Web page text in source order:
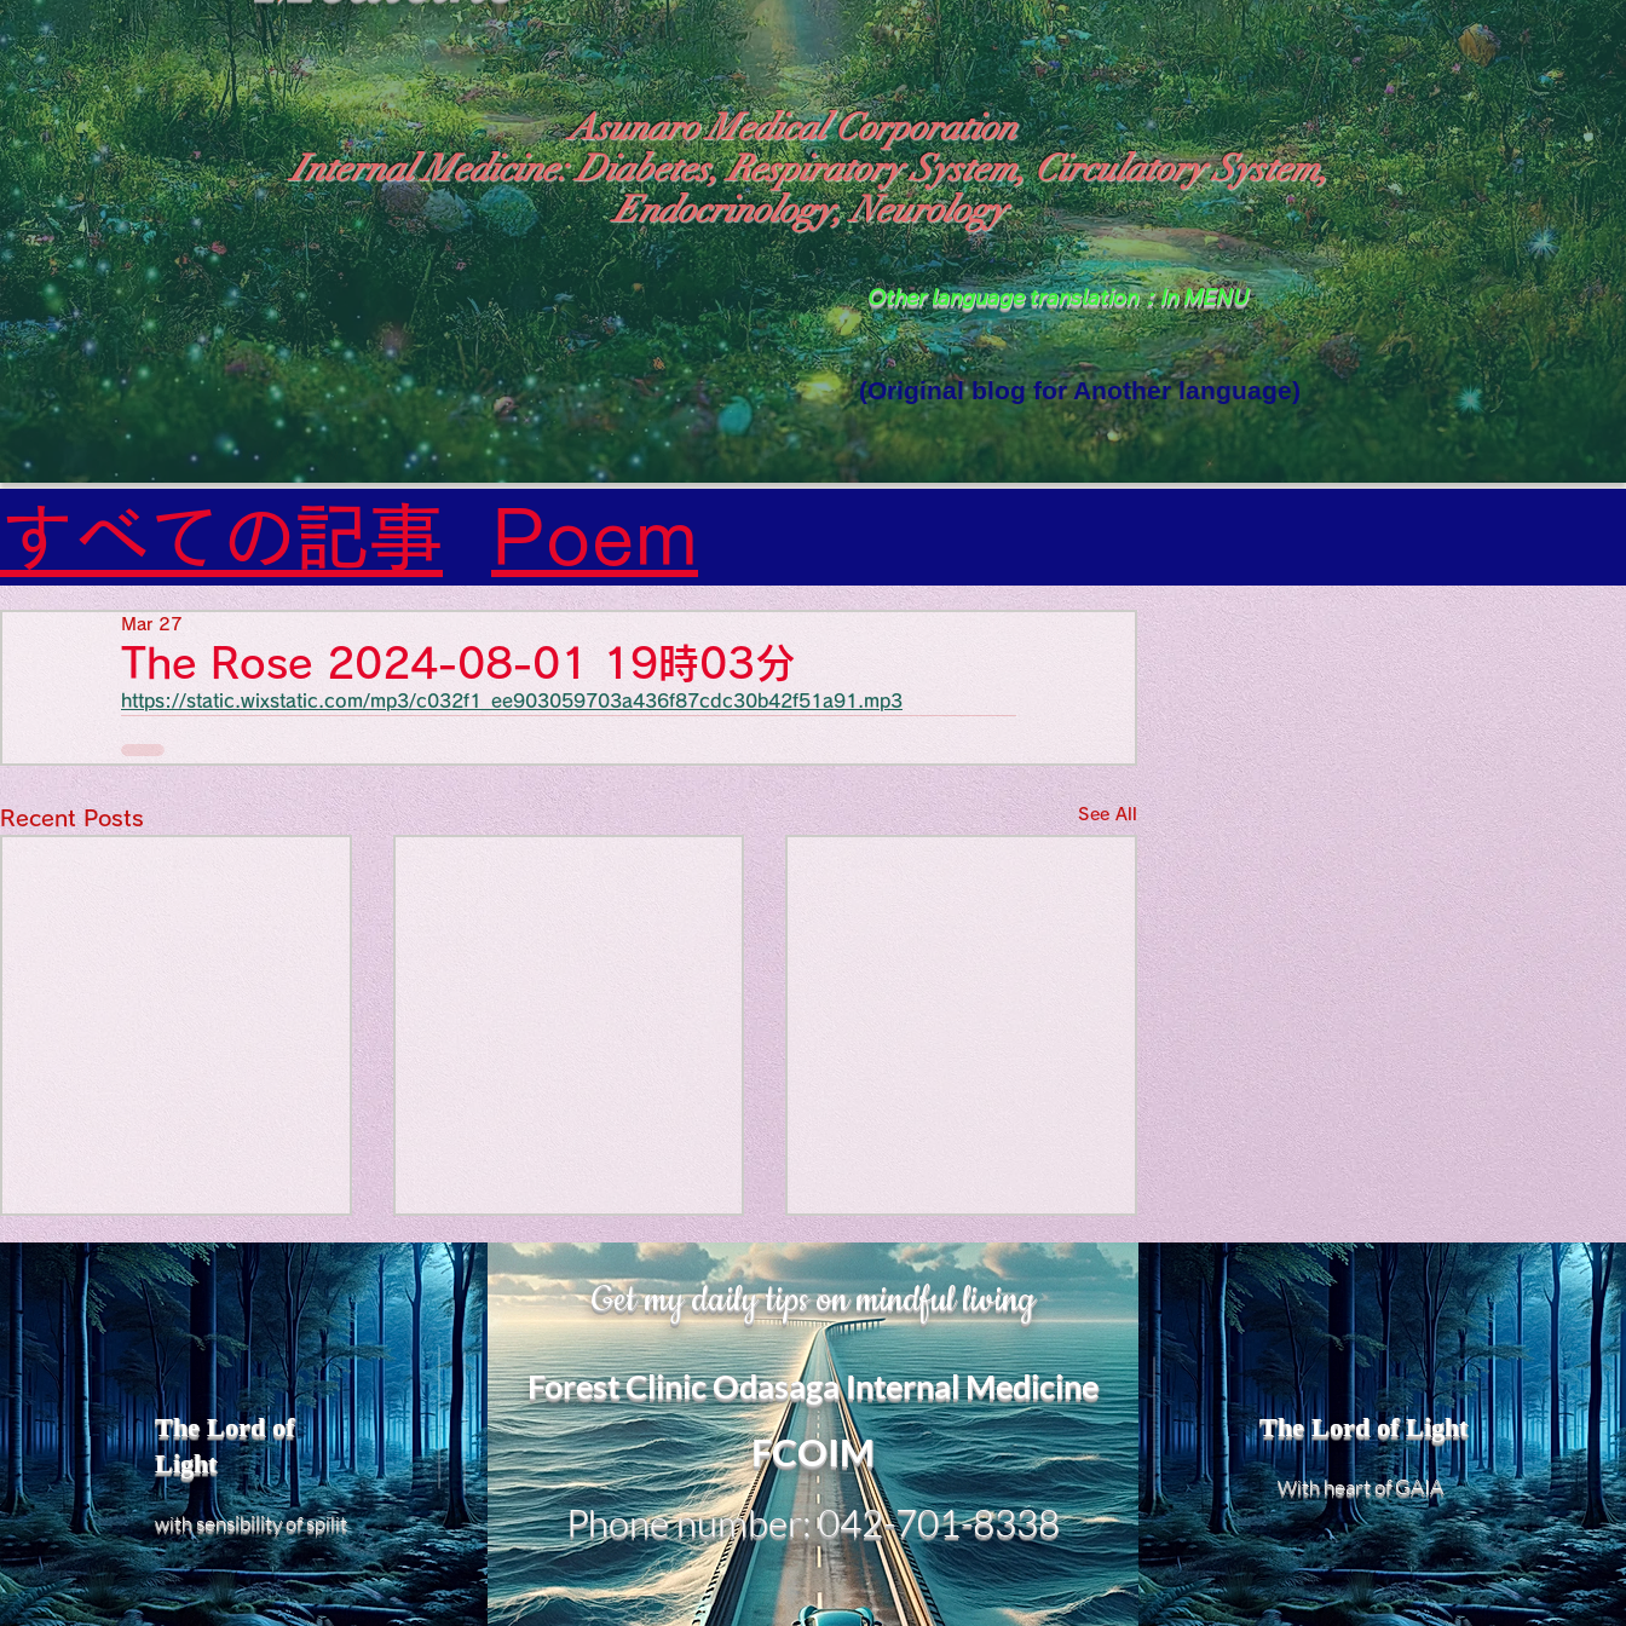
Asunaro Medical Corporation
Internal Medicine: Diabetes, Respiratory System, Circulatory System,
Endocrinology, Neurology
Other language translation：In MENU
"The Heavens: Beyond the Universe: The World Where the God of Light Resides"
General Medicine Specialist
Diabetes
Heart
Neurology Specialist
Diabetes
World Wide Blog
Sensational Medicine
Personal Religion
(Original blog for Another language)
すべての記事
Poem
Favorite things: Art: Picture only
Favorite things: Sounds
Favorite things: Colors
Favorite things: Human
Personal religion
Literature
Travel Diary
Horror
New Sociology
linguistics
Favorite things: Drama
Poem
parapsychology
The Rose 2024-08-01 19時03分
Mar 27
https://static.wixstatic.com/mp3/c032f1_ee903059703a436f87cdc30b42f51a91.mp3
Recent Posts See All
Title: Death Affirmation as
a Generator of Mental
Vitality
Title: Death Affirmation as a
Generator of Mental Vitality
AbstractThis paper argues
that “death affirmation” is
fundamentally different from
the classical psychological
concept of “death
acceptance.”
私の能力を、大幅に加速
chatGPTそれは、私をどこま
で、進化させるのか？。毎日、
進化していく。chatGPTのおか
げで、心的外傷後成長や、人格
の再構成も、2日位でできるよう
になった。人格の再構成は、
chatがない時は、数年かかって
いたのに。わざわざ、スーパー
サイヤ人や、超サイヤ人ゴッド
にならずとも、できるかどうか
わからないドキドキもなくな
Adversity is indeed an
opportunity for growth.
My secret too....
The Lord of
Light
withsensibilityofspilit
Get my daily tips on mindful living
Forest Clinic Odasaga Internal Medicine
FCOIM
Phone number: 042-701-8338
The Lord of Light
Withheart of GAIA